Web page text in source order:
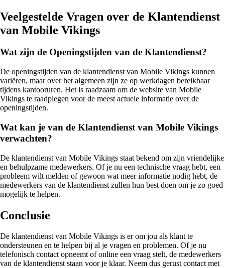
Veelgestelde Vragen over de Klantendienst
van Mobile Vikings
Wat zijn de Openingstijden van de Klantendienst?
De openingstijden van de klantendienst van Mobile Vikings kunnen
variëren, maar over het algemeen zijn ze op werkdagen bereikbaar
tijdens kantooruren. Het is raadzaam om de website van Mobile
Vikings te raadplegen voor de meest actuele informatie over de
openingstijden.
Wat kan je van de Klantendienst van Mobile Vikings
verwachten?
De klantendienst van Mobile Vikings staat bekend om zijn vriendelijke
en behulpzame medewerkers. Of je nu een technische vraag hebt, een
probleem wilt melden of gewoon wat meer informatie nodig hebt, de
medewerkers van de klantendienst zullen hun best doen om je zo goed
mogelijk te helpen.
Conclusie
De klantendienst van Mobile Vikings is er om jou als klant te
ondersteunen en te helpen bij al je vragen en problemen. Of je nu
telefonisch contact opneemt of online een vraag stelt, de medewerkers
van de klantendienst staan voor je klaar. Neem dus gerust contact met